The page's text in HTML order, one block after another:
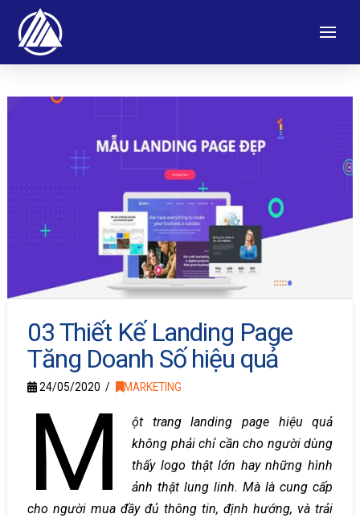
03 Thiết Kế Landing Page
Tăng Doanh Số hiệu quả
24/05/2020 MARKETING
M
ột trang landing page hiệu quả
không phải chỉ cần cho người dùng
thấy logo thật lớn hay những hình
ảnh thật lung linh. Mà là cung cấp
cho người mua đầy đủ thông tin, định hướng, và trải